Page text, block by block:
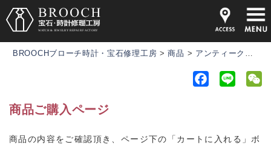
BROOCHブローチ時計・宝石修理工房 >商品 > アンティーク時計
b
商品ご購入ページ
商品の内容をご確認頂き、ページ下の「カートに入れる」ボ